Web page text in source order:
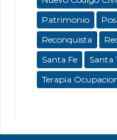
Patrimonio
Reconquista
Santa Fe
Santa
Terapia